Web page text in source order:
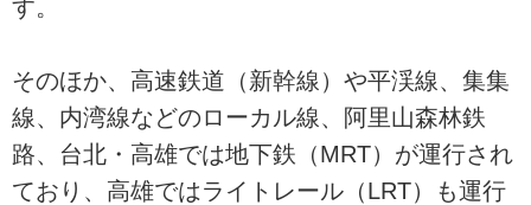
す。
そのほか、高速鉄道（新幹線）や平渓線、集集
線、内湾線などのローカル線、阿里山森林鉄
路、台北・高雄では地下鉄（MRT）が運行され
ており、高雄ではライトレール（LRT）も運行